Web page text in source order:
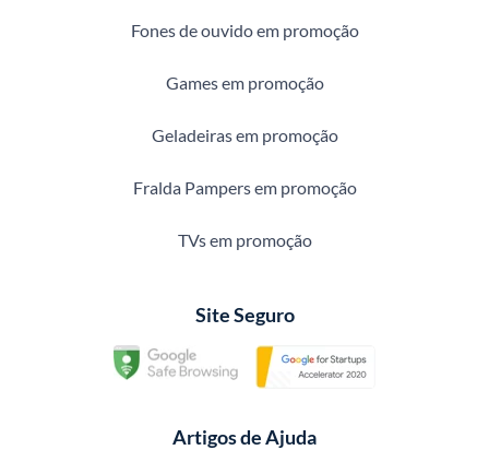
Fones de ouvido em promoção
Games em promoção
Geladeiras em promoção
Fralda Pampers em promoção
TVs em promoção
Site Seguro
Artigos de Ajuda